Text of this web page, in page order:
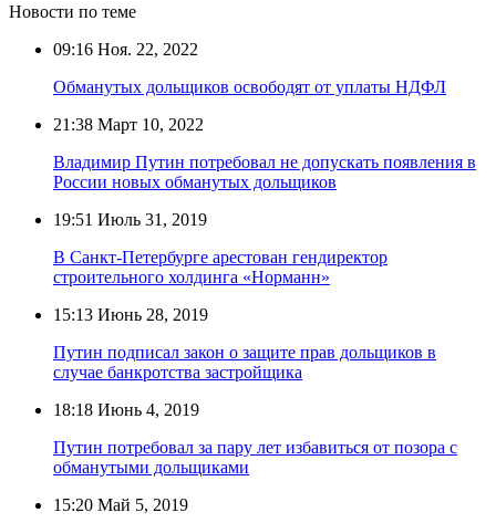
Новости по теме
09:16 Ноя. 22, 2022
Обманутых дольщиков освободят от уплаты НДФЛ
21:38 Март 10, 2022
Владимир Путин потребовал не допускать появления в
России новых обманутых дольщиков
19:51 Июль 31, 2019
В Санкт-Петербурге арестован гендиректор
строительного холдинга «Норманн»
15:13 Июнь 28, 2019
Путин подписал закон о защите прав дольщиков в
случае банкротства застройщика
18:18 Июнь 4, 2019
Путин потребовал за пару лет избавиться от позора с
обманутыми дольщиками
15:20 Май 5, 2019